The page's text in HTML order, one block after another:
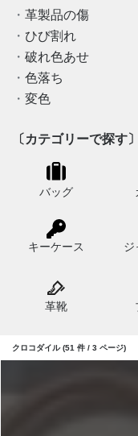
革製品の傷
ひび割れ
破れ色あせ
色落ち
変色
〔カテゴリーで探す〕
バッグ
キーケース ジ
革靴
クロコダイル (51 件 / 3 ページ)